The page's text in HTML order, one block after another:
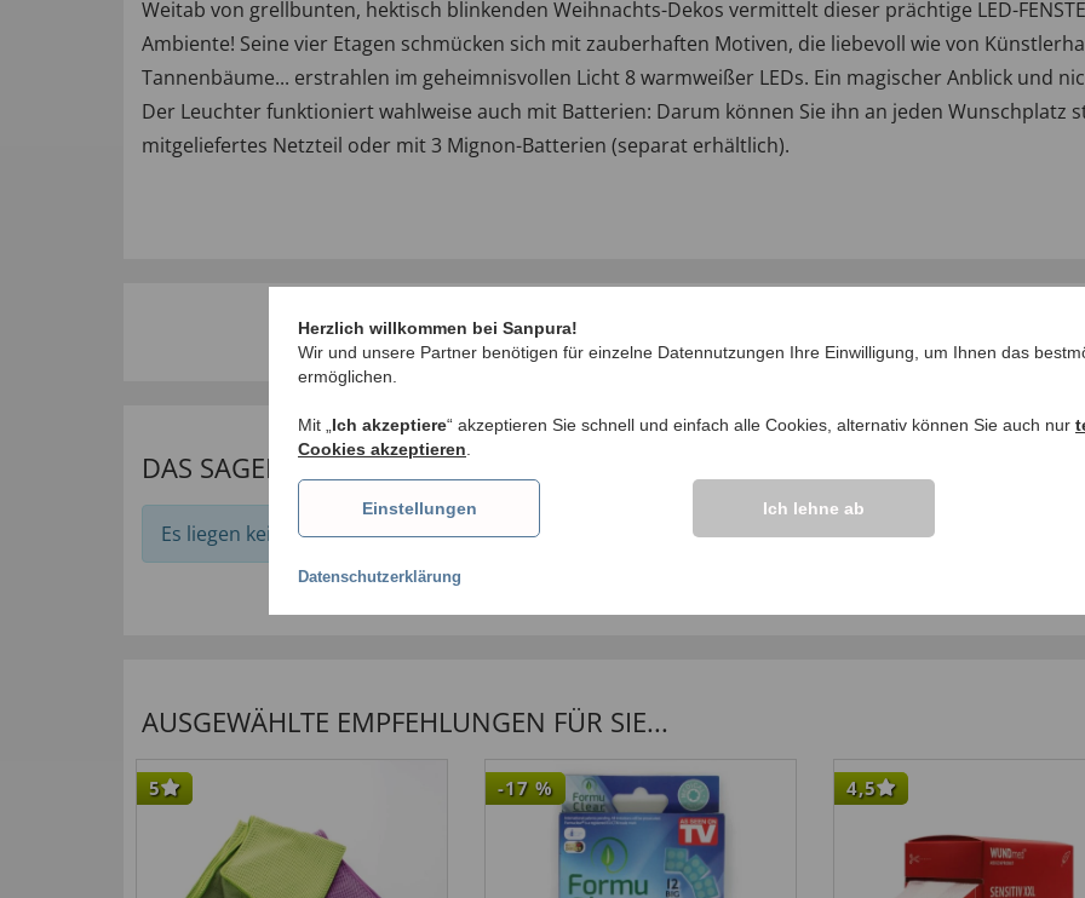
Weitab von grellbunten, hektisch blinkenden Weihnachts-Dekos vermittelt dieser prächtige LED-
Ambiente! Seine vier Etagen schmücken sich mit zauberhaften Motiven, die liebevoll wie von
Tannenbäume... erstrahlen im geheimnisvollen Licht 8 warmweißer LEDs. Ein magischer Anblick und
Der Leuchter funktioniert wahlweise auch mit Batterien: Darum können Sie ihn an jeden Wunschplatz
mitgeliefertes Netzteil oder mit 3 Mignon-Batterien (separat erhältlich).
DAS SAGEN UNSERE KUNDEN
Es liegen keine Bewertungen zu diesem Artikel vor. Frage stellen
AUSGEWÄHLTE EMPFEHLUNGEN FÜR SIE...
5 -17 % 4,5
Herzlich willkommen bei Sanpura!
Wir und unsere Partner benötigen für einzelne Datennutzungen Ihre Einwilligung, um Ihnen das
ermöglichen.
Mit „ Ich akzeptiere“ akzeptieren Sie schnell und einfach alle Cookies, alternativ können Sie auch nur
Cookies akzeptieren
Einstellungen Ich lehne ab
Datenschutzerklärung